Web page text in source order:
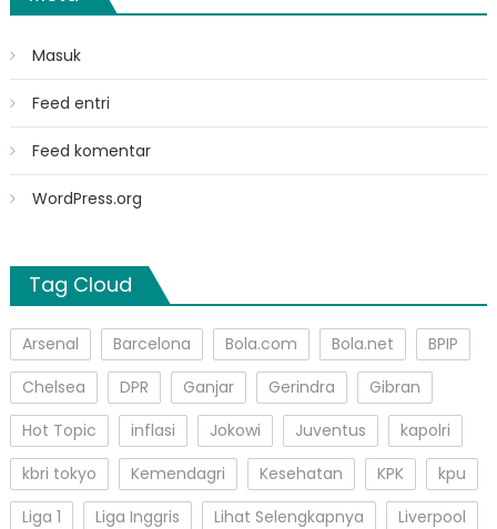
Masuk
Feed entri
Feed komentar
WordPress.org
Tag Cloud
Arsenal Barcelona Bola.com Bola.net
BPIP
Chelsea
DPR Ganjar Gerindra
Gibran
Hot Topic
inflasi Jokowi Juventus
kapolri
kbri tokyo
Kemendagri Kesehatan KPK
kpu
Liga 1
Liga Inggris Lihat Selengkapnya
Liverpool